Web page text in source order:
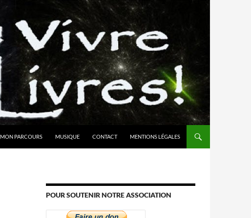
MON PARCOURS MUSIQUE CONTACT MENTIONS LÉGALES
POUR SOUTENIR NOTRE ASSOCIATION